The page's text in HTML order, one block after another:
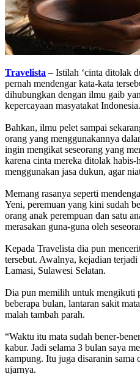
Travelista – Istilah ‘cinta ditolak
pernah mendengar kata-kata
dihubungkan dengan ilmu gaib
kepercayaan masyatakat Indonesia.
Bahkan, ilmu pelet sampai
orang yang menggunakannya
ingin mengikat seseorang yang
karena cinta mereka ditolak habis-
menggunakan jasa dukun, agar
Memang rasanya seperti
Yeni, peremuan yang kini sudah
orang anak perempuan dan satu
merasakan guna-guna oleh
Kepada Travelista dia pun
tersebut. Awalnya, kejadian
Lamasi, Sulawesi Selatan.
Dia pun memilih untuk mengikuti
beberapa bulan, lantaran sakit
malah tambah parah.
“Waktu itu mata sudah bener-
kabur. Jadi selama 3 bulan saya
kampung. Itu juga disaranin sama
ujarnya.